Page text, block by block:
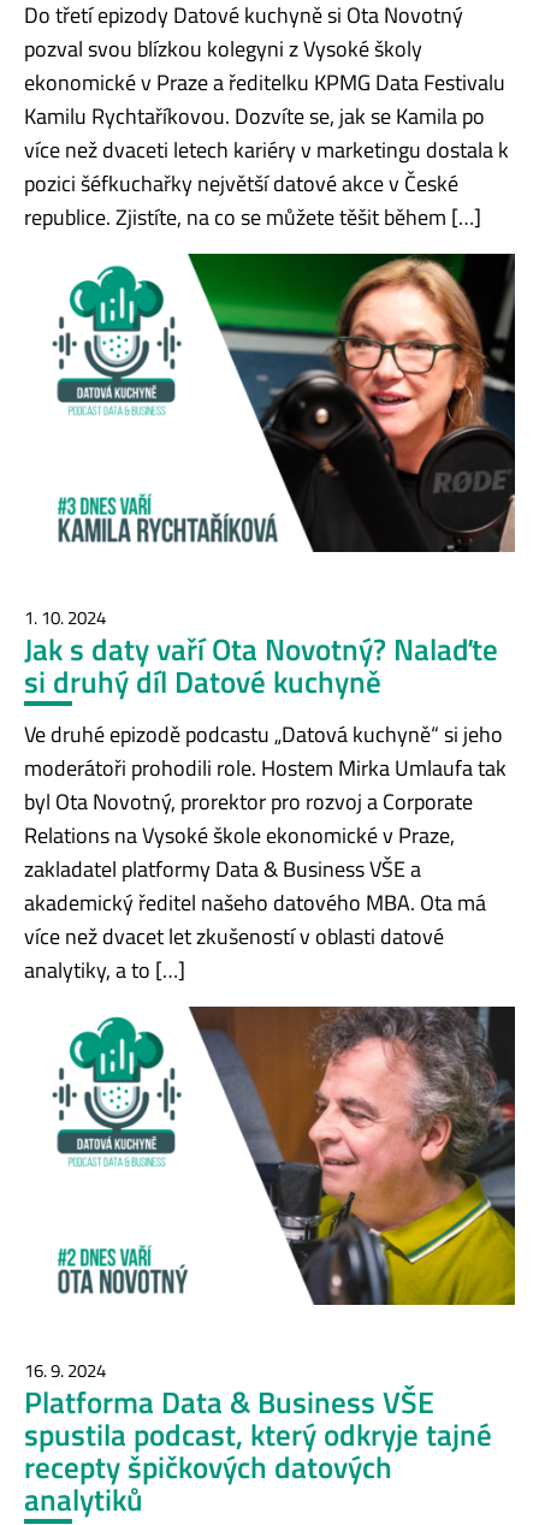
Do třetí epizody Datové kuchyně si Ota Novotný
pozval svou blízkou kolegyni z Vysoké školy
ekonomické v Praze a ředitelku KPMG Data Festivalu
Kamilu Rychtaříkovou. Dozvíte se, jak se Kamila po
více než dvaceti letech kariéry v marketingu dostala k
pozici šéfkuchařky největší datové akce v České
republice. Zjistíte, na co se můžete těšit během […]
1. 10. 2024
Jak s daty vaří Ota Novotný? Nalaďte
si druhý díl Datové kuchyně
Ve druhé epizodě podcastu „Datová kuchyně“ si jeho
moderátoři prohodili role. Hostem Mirka Umlaufa tak
byl Ota Novotný, prorektor pro rozvoj a Corporate
Relations na Vysoké škole ekonomické v Praze,
zakladatel platformy Data & Business VŠE a
akademický ředitel našeho datového MBA. Ota má
více než dvacet let zkušeností v oblasti datové
analytiky, a to […]
16. 9. 2024
Platforma Data & Business VŠE
spustila podcast, který odkryje tajné
recepty špičkových datových
analytiků